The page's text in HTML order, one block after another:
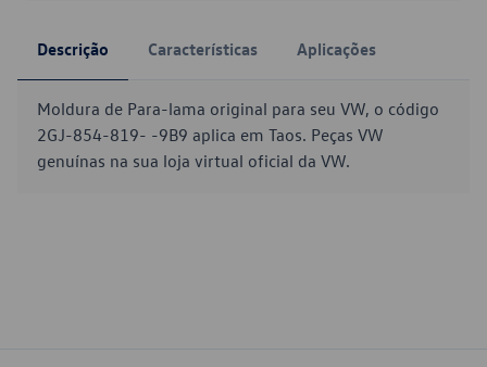
Descrição Características Aplicações
Moldura de Para-lama original para seu VW, o código
2GJ-854-819- -9B9 aplica em Taos. Peças VW
genuínas na sua loja virtual oficial da VW.